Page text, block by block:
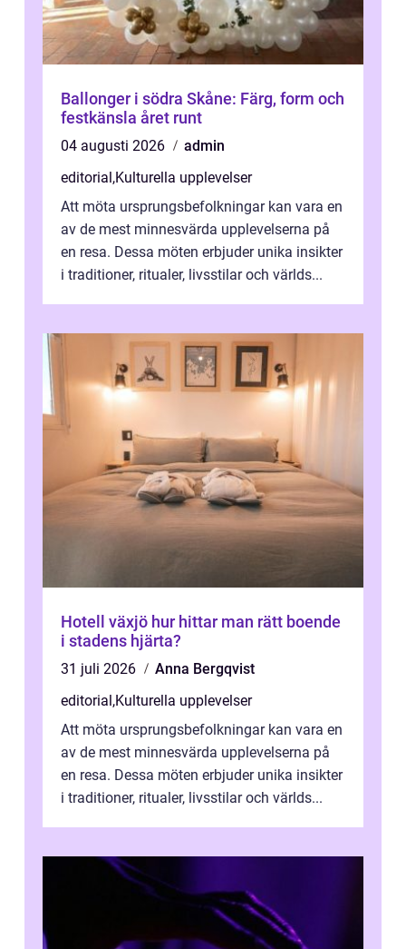
Ballonger i södra Skåne: Färg, form och
festkänsla året runt
04 augusti 2026
admin
editorial,Kulturella upplevelser
Att möta ursprungsbefolkningar kan vara en
av de mest minnesvärda upplevelserna på
en resa. Dessa möten erbjuder unika insikter
i traditioner, ritualer, livsstilar och världs...
Hotell växjö hur hittar man rätt boende
i stadens hjärta?
31 juli 2026
Anna Bergqvist
editorial,Kulturella upplevelser
Att möta ursprungsbefolkningar kan vara en
av de mest minnesvärda upplevelserna på
en resa. Dessa möten erbjuder unika insikter
i traditioner, ritualer, livsstilar och världs...